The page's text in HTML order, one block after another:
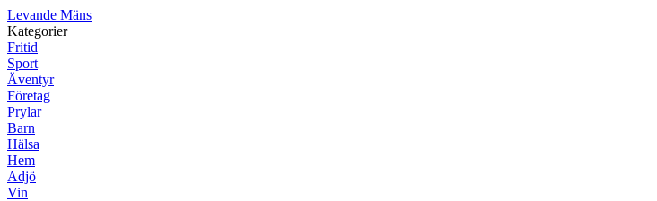
Levande Mäns
Kategorier
Fritid
Sport
Äventyr
Företag
Prylar
Barn
Hälsa
Hem
Adjö
Vin